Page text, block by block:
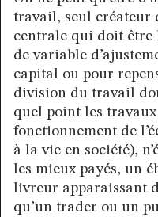
travail, seul créateur
centrale qui doit être
de variable
capital ou pour
division du travail
quel point les
fonctionnement de
à la vie en société),
les mieux payés, un
livreur apparaissant
qu’un trader ou un